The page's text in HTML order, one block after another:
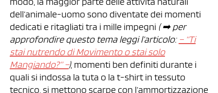
dell’animale-uomo sono diventate dei momenti
dedicati e ritagliati tra i mille impegni ( ➡︎ per
approfondire questo tema leggi l’articolo: – “Ti
stai nutrendo di Movimento o stai solo
Mangiando?” –), momenti ben definiti durante i
quali si indossa la tuta o la t-shirt in tessuto
tecnico, si mettono scarpe con l’ammortizzazione